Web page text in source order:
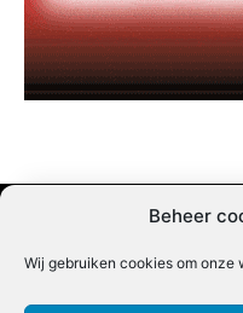
Beheer
Wij gebruiken cookies om onze